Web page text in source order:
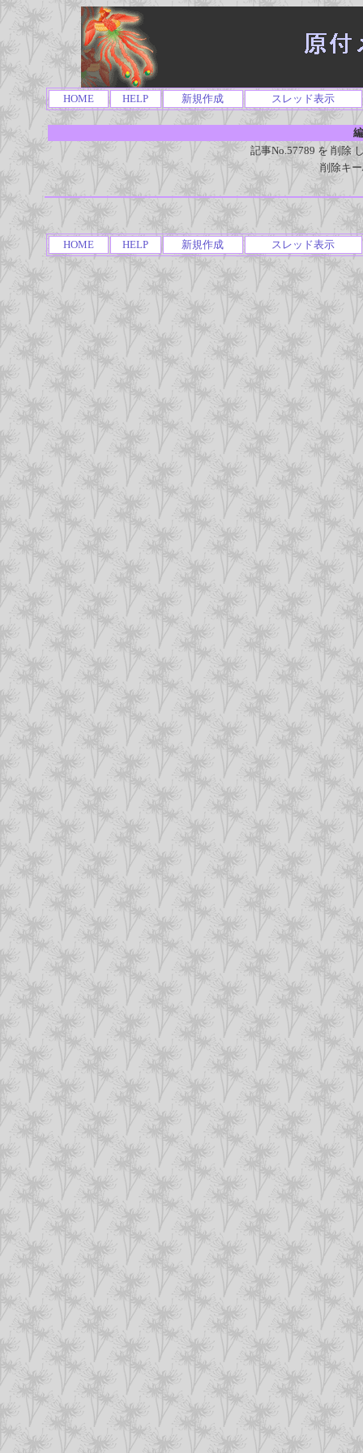
HOME HELP 新規作成 スレッド表示
記事No.57789 を 削除
削除キ
HOME HELP 新規作成 スレッド表示